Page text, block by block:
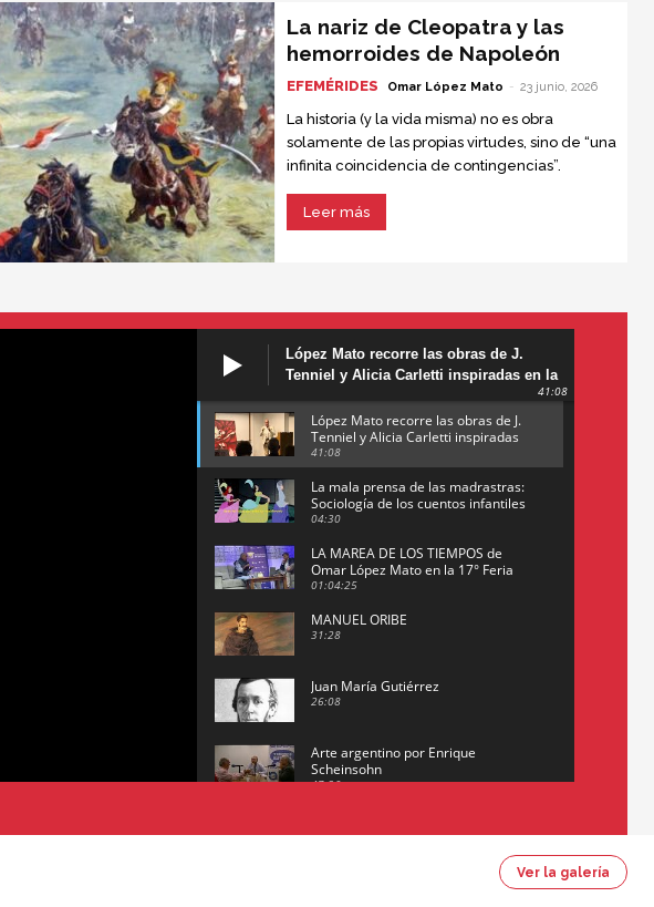
La nariz de Cleopatra y las
hemorroides de Napoleón
EFEMÉRIDES Omar López Mato - 23 junio, 2026
La historia (y la vida misma) no es obra
solamente de las propias virtudes, sino de “una
infinita coincidencia de contingencias”.
Leer más
López Mato recorre las obras de J.
Tenniel y Alicia Carletti inspiradas en la
41:08
López Mato recorre las obras de J.
Tenniel y Alicia Carletti inspiradas
en la obra de Lewis Carroll
41:08
La mala prensa de las madrastras:
Sociología de los cuentos infantiles
04:30
LA MAREA DE LOS TIEMPOS de
Omar López Mato en la 17° Feria
del Libro de San José (Uruguay)
01:04:25
MANUEL ORIBE
31:28
Juan María Gutiérrez
26:08
Arte argentino por Enrique
Scheinsohn
47:26
Figueredo conversan sobre:
El historiador y editor argentino,
Ver la galería